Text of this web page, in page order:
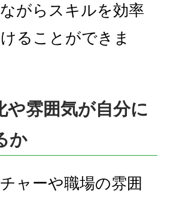
がらスキルを効率
ることができま
や雰囲気が自分に
か
ャーや職場の雰囲